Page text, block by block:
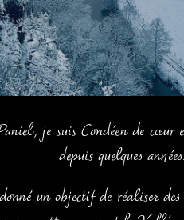
je suis Condéen de cœur
depuis quelques années.
un objectif de réaliser